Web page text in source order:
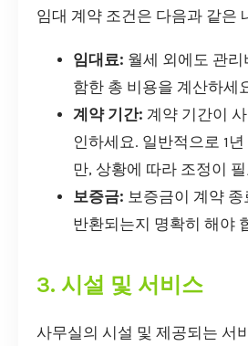
임대 계약 조건은 다음과 같은
임대료: 월세 외에도 관리
함한 총 비용을 계산하세
계약 기간: 계약 기간이
인하세요. 일반적으로 1
만, 상황에 따라 조정이
보증금: 보증금이 계약
반환되는지 명확히 해야
3. 시설 및 서비스
사무실의 시설 및 제공되는 서